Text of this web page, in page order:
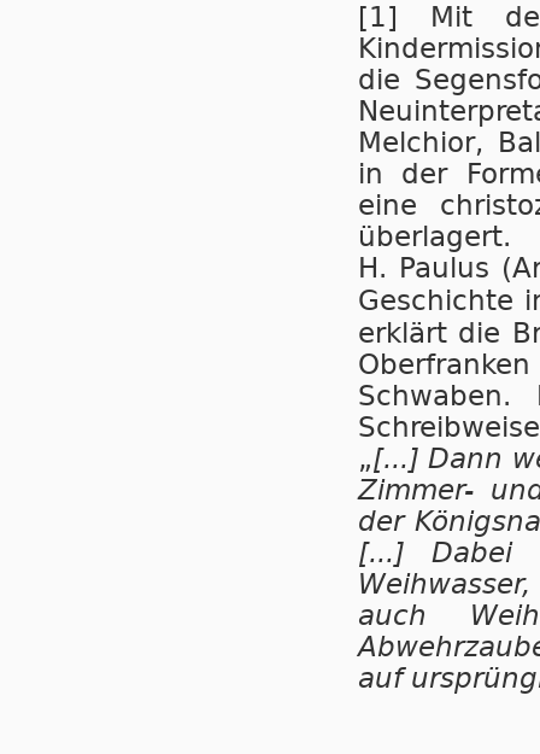
[1] Mit der
die
Melchior,
in der
eine
überlagert.
H. Paulus
Geschichte
erklärt die
„[...] Dann
Zimmer-
der
[...] Dabei
auch
auf